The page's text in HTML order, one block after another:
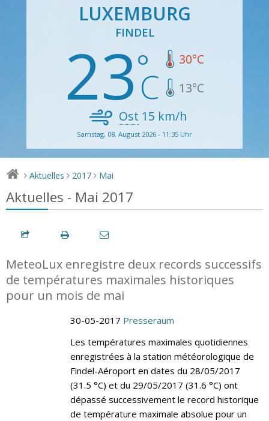
LUXEMBURG
FINDEL
23 30°C
13°C
Ost 15 km/h
Samstag, 08. August 2026 - 11:35 Uhr
> Aktuelles > 2017 > Mai
Aktuelles - Mai 2017
MeteoLux enregistre deux records successifs
de températures maximales historiques
pour un mois de mai
30-05-2017 Presseraum
Les températures maximales quotidiennes
enregistrées à la station météorologique de
Findel-Aéroport en dates du 28/05/2017
(31.5 °C) et du 29/05/2017 (31.6 °C) ont
dépassé successivement le record historique
de température maximale absolue pour un